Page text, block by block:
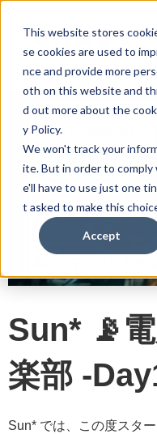
This website stores
se cookies are used to
nce and provide more
oth on this website and
d out more about the
y Policy.
We won't track your
ite. But in order to
e'll have to use just one
t asked to make this
Accept
Sun* 📡
楽部 -
Sun* では、
この度スタ